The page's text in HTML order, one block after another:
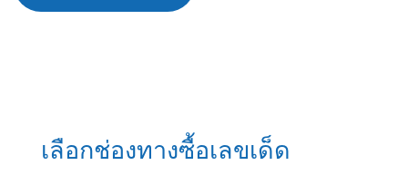
เลือกช่องทางซื้อเลขเด็ด